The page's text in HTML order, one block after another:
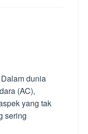
dunia
(AC),
yang tak
sering